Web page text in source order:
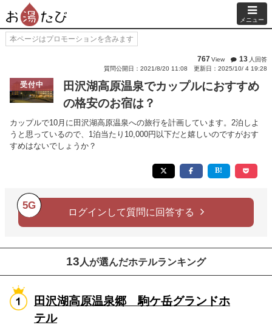
メニュー
本ページはプロモーションを含みます
767View 13 人回答
質問公開日：2021/8/20 11:08
更新日：2025/10/ 4 19:28
受付中
田沢湖高原温泉でカップルにおすすめ
の格安のお宿は？
カップルで10月に田沢湖高原温泉への旅行を計画しています。2泊しよ
うと思っているので、1泊当たり10,000円以下だと嬉しいのですがおす
すめはないでしょうか？
5G
ログインして質問に回答する
13 人が選んだホテルランキング
田沢湖高原温泉郷 駒ケ岳グランドホ
テル